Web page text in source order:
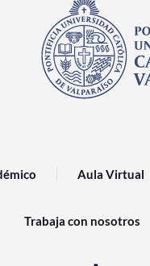
Aula Virtual
Trabaja con nosotros